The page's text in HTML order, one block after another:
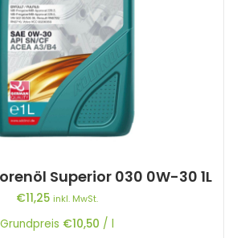
Superior 030 0W-30 1L
€11,25 inkl. MwSt.
Grundpreis €10,50 / l